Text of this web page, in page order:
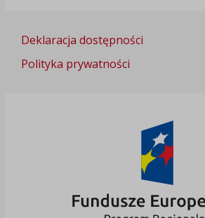
Deklaracja dostępności
Polityka prywatności